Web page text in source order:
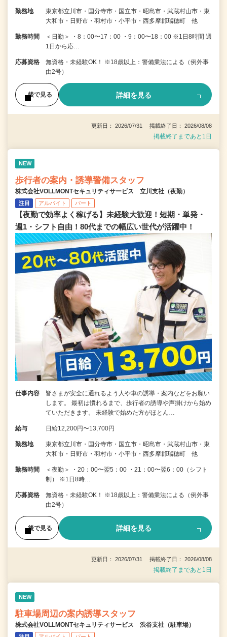
勤務地
東京都立川市・国分寺市・国立市・昭島市・武蔵村山市・東
大和市・日野市・羽村市・小平市・西多摩郡瑞穂町 他
勤務時間
＜日勤＞ ・8：00〜17：00 ・9：00〜18：00 ※1日8時間 週
1日から応…
応募資格
無資格・未経験OK！ ※18歳以上：警備業法による（例外事
由2号）
後で見る 詳細を見る
更新日： 2026/07/31 掲載終了日： 2026/08/08
掲載終了まであと1日
NEW
歩行者の案内・誘導警備スタッフ
株式会社VOLLMONTセキュリティサービス 立川支社（夜勤）
注目 アルバイト パート
【夜勤で効率よく稼げる】未経験大歓迎！短期・単発・
週1・シフト自由！80代までの幅広い世代が活躍中！
仕事内容
皆さまが安全に通れるよう人や車の誘導・案内などをお願い
します。 最初は慣れるまで、歩行者の誘導や声掛けから始め
ていただきます。 未経験で始めた方がほとん…
給与 日給12,200円〜13,700円
勤務地
東京都立川市・国分寺市・国立市・昭島市・武蔵村山市・東
大和市・日野市・羽村市・小平市・西多摩郡瑞穂町 他
勤務時間
＜夜勤＞ ・20：00〜翌5：00 ・21：00〜翌6：00（シフト
制） ※1日8時…
応募資格
無資格・未経験OK！ ※18歳以上：警備業法による（例外事
由2号）
後で見る 詳細を見る
更新日： 2026/07/31 掲載終了日： 2026/08/08
掲載終了まであと1日
NEW
駐車場周辺の案内誘導スタッフ
株式会社VOLLMONTセキュリティサービス 渋谷支社（駐車場）